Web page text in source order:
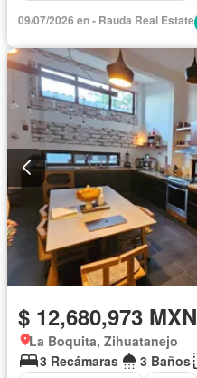
09/07/2026 en - Rauda Real Estate
$ 12,680,973 MXN
La Boquita, Zihuatanejo
3 Recámaras
3 Baños